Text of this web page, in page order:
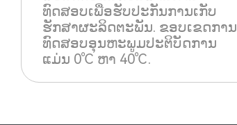
ທົດສອບເພື່ອຮັບປະກັນການເກັບ
ຮັກສາຜະລິດຕະພັນ. ຂອບເຂດການ
ທົດສອບອຸນຫະພູມປະຕິບັດການ
ແມ່ນ 0℃ ຫາ 40℃.